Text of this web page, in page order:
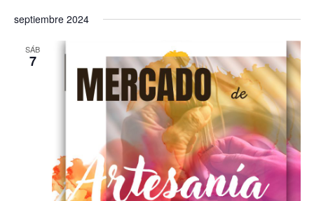
septiembre 2024
SÁB
7